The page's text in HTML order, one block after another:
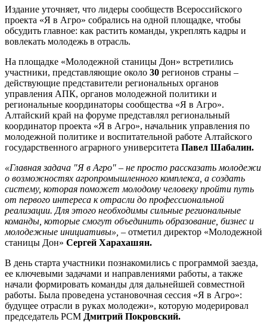
Издание уточняет, что лидеры сообществ Всероссийского
проекта «Я в Агро» собрались на одной площадке, чтобы
обсудить главное: как растить команды, укреплять кадры и
вовлекать молодежь в отрасль.
На площадке «Молодежной станицы Дон» встретились
участники, представляющие около 30 регионов страны –
действующие представители региональных органов
управления АПК, органов молодежной политики и
региональные координаторы сообщества «Я в Агро».
Алтайский край на форуме представлял региональный
координатор проекта «Я в Агро», начальник управления по
молодежной политике и воспитательной работе Алтайского
государственного аграрного университета Павел Шабалин.
«Главная задача "Я в Агро" – не просто рассказать молодежи
о возможностях агропромышленного комплекса, а создать
систему, которая поможет молодому человеку пройти путь
от первого интереса к отрасли до профессиональной
реализации. Для этого необходимы сильные региональные
команды, которые смогут объединить образование, бизнес и
молодежные инициативы», – отметил директор «Молодежной
станицы Дон» Сергей Харахашян.
В день старта участники познакомились с программой заезда,
ее ключевыми задачами и направлениями работы, а также
начали формировать команды для дальнейшей совместной
работы. Была проведена установочная сессия «Я в Агро»:
будущее отрасли в руках молодежи», которую модерировал
председатель РСМ Дмитрий Покровский.